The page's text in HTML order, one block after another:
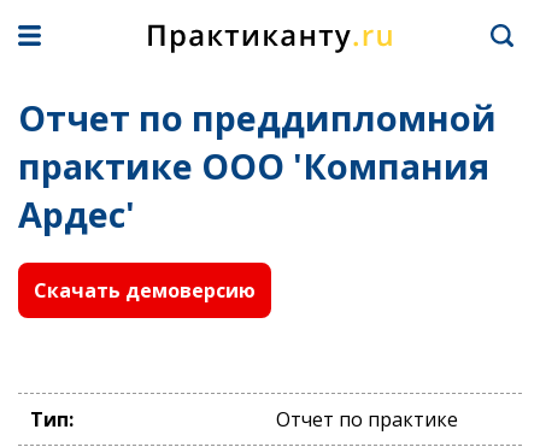
Отчет по преддипломной
практике ООО 'Компания
Ардес'
Скачать демоверсию
Тип:
Отчет по практике